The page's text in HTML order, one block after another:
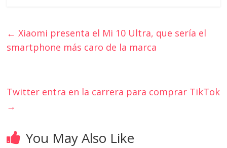
← Xiaomi presenta el Mi 10 Ultra, que sería el
smartphone más caro de la marca
Twitter entra en la carrera para comprar TikTok
→
You May Also Like